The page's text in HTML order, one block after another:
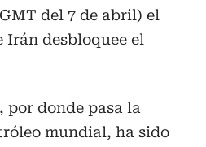
del 7 de abril) el
desbloquee el
, por donde pasa la
mundial, ha sido